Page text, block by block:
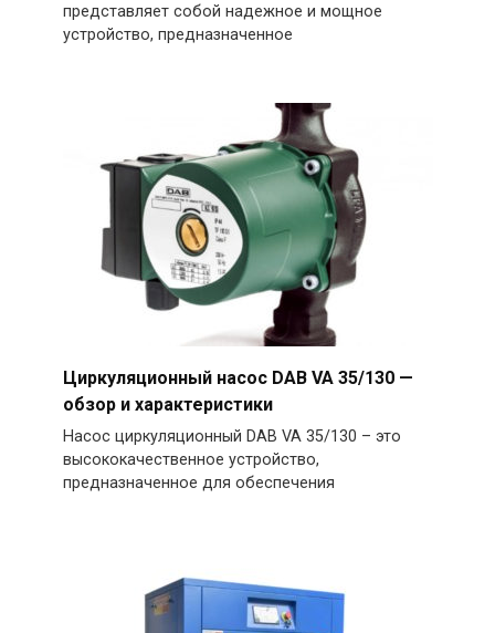
представляет собой надежное и мощное
устройство, предназначенное
Циркуляционный насос DAB VA 35/130 —
обзор и характеристики
Насос циркуляционный DAB VA 35/130 – это
высококачественное устройство,
предназначенное для обеспечения